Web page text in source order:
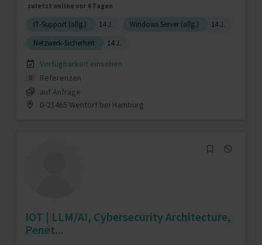
zuletzt online vor 4 Tagen
IT-Support (allg.) 14 J. Windows Server (allg.)
14 J.
Netzwerk-Sicherheit
14 J.
Verfügbarkeit einsehen
0
Referenzen
auf Anfrage
D-21465 Wentorf bei Hamburg
IOT | LLM/AI, Cybersecurity Architecture,
Penet...